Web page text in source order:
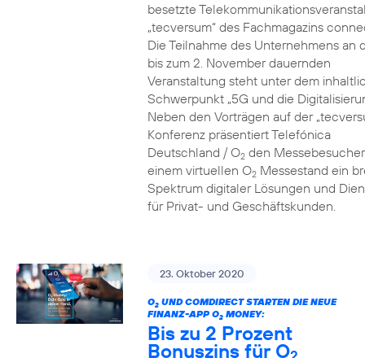
besetzte
„tecversum“ des Fachmagazins
Die Teilnahme des Unternehmens an
bis zum 2. November dauernden
Veranstaltung steht unter dem
Schwerpunkt „5G und die
Neben den Vorträgen auf der
Konferenz präsentiert Telefónica
Deutschland / O2den
einem virtuellen O2Messestand ein
Spektrum digitaler Lösungen und
für Privat- und Geschäftskunden.
23. Oktober 2020
O2UND COMDIRECT STARTEN DIE NEUE
FINANZ-APP O2MONEY:
Bis zu 2 Prozent
Bonuszins für O